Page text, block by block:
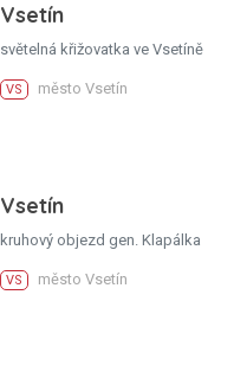
Vsetín
světelná křižovatka ve Vsetíně
VS město Vsetín
Vsetín
kruhový objezd gen. Klapálka
VS město Vsetín